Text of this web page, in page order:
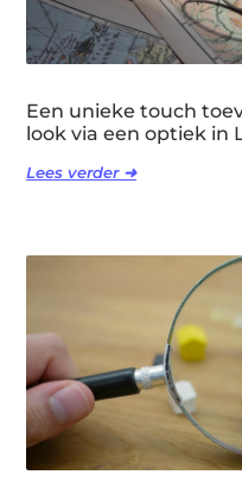
Een unieke touch
look via een optiek in
Lees verder ➜